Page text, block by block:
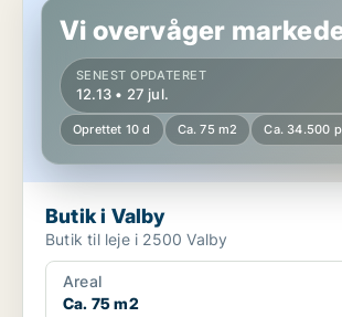
Vi overvåger
SENEST OPDATERET
12.13 • 27 jul.
Oprettet 10 d Ca. 75 m2 Ca. 34.500
Butik i Valby
Butik til leje i 2500 Valby
Areal
Ca. 75 m2